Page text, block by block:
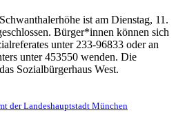
ist am Dienstag, 11.
Bürger*innen können sich
unter 233-96833 oder an
unter 453550 wenden. Die
Sozialbürgerhaus West.
der Landeshauptstadt München